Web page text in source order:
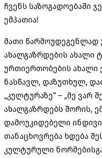
ჩვენს საზოგადოებაში
ემპათია!
მათი წარმოუდეგენლად
ახალგაზრდების ახალი
ურთიერთობების ახალი
ნასწავლ, დაზუთხულ,
„კულტურაზე” – „მე ვარ
ახალგაზრდებს შორის,
დამოუკიდებელი
თანაცხოვრება ხდება
კულტურული